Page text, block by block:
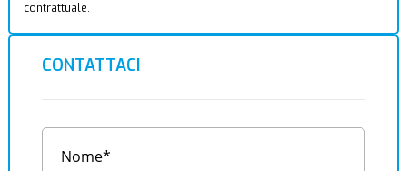
contrattuale.
CONTATTACI